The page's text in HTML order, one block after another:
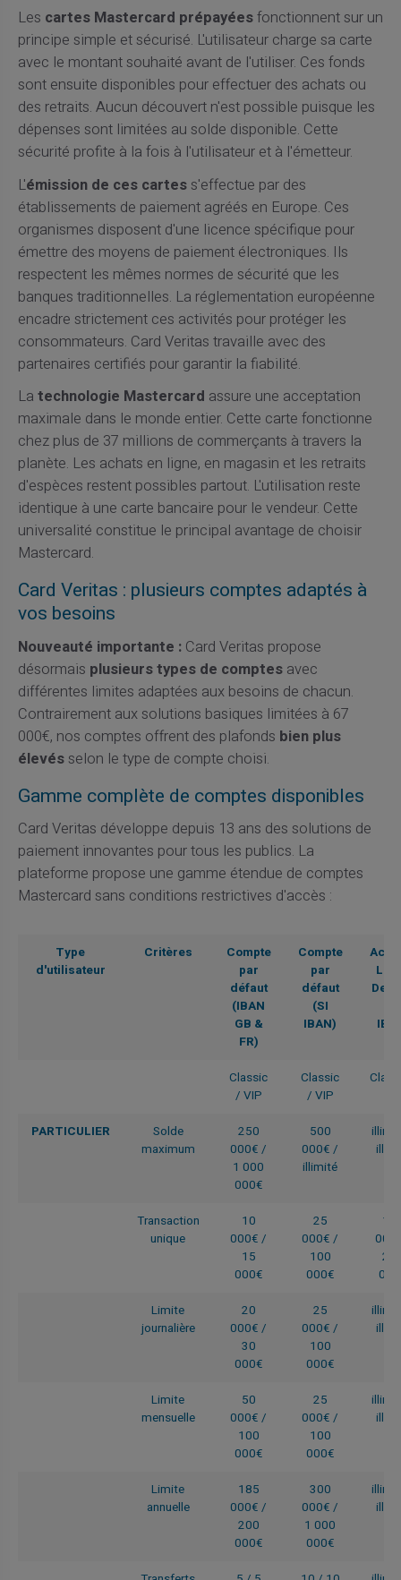
Les cartes Mastercard prépayéesfonctionnent sur un
principe simple et sécurisé. L'utilisateur charge sa carte
avec le montant souhaité avant de l'utiliser. Ces fonds
sont ensuite disponibles pour effectuer des achats ou
des retraits. Aucun découvert n'est possible puisque les
dépenses sont limitées au solde disponible. Cette
sécurité profite à la fois à l'utilisateur et à l'émetteur.
L'émission de ces cartess'effectue par des
établissements de paiement agréés en Europe. Ces
organismes disposent d'une licence spécifique pour
émettre des moyens de paiement électroniques. Ils
respectent les mêmes normes de sécurité que les
banques traditionnelles. La réglementation européenne
encadre strictement ces activités pour protéger les
consommateurs. Card Veritas travaille avec des
partenaires certifiés pour garantir la fiabilité.
La technologie Mastercard assure une acceptation
maximale dans le monde entier. Cette carte fonctionne
chez plus de 37 millions de commerçants à travers la
planète. Les achats en ligne, en magasin et les retraits
d'espèces restent possibles partout. L'utilisation reste
identique à une carte bancaire pour le vendeur. Cette
universalité constitue le principal avantage de choisir
Mastercard.
Card Veritas : plusieurs comptes adaptés à
vos besoins
Nouveauté importante :Card Veritas propose
désormais plusieurs types de comptesavec
différentes limites adaptées aux besoins de chacun.
Contrairement aux solutions basiques limitées à 67
000€, nos comptes offrent des plafonds bien plus
élevésselon le type de compte choisi.
Gamme complète de comptes disponibles
Card Veritas développe depuis 13 ans des solutions de
paiement innovantes pour tous les publics. La
plateforme propose une gamme étendue de comptes
Mastercard sans conditions restrictives d'accès :
Type
d'utilisateur
Critères
Compte
par
défaut
(IBAN
GB &
FR)
Compte
par
défaut
(SI
IBAN)
Classic
/ VIP
Classic
/ VIP
PARTICULIER
Solde
maximum
250
000€ /
1 000
000€
500
000€ /
illimité
Transaction
unique
10
000€ /
15
000€
25
000€ /
100
000€
Limite
journalière
20
000€ /
30
000€
25
000€ /
100
000€
Limite
mensuelle
50
000€ /
100
000€
25
000€ /
100
000€
Limite
annuelle
185
000€ /
200
000€
300
000€ /
1 000
000€